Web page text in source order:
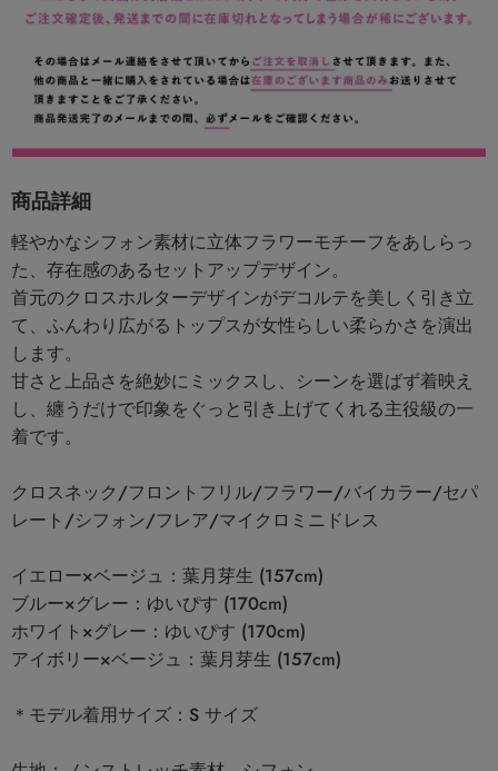
商品詳細
軽やかなシフォン素材に立体フラワーモチーフをあしらっ
た、存在感のあるセットアップデザイン。
首元のクロスホルターデザインがデコルテを美しく引き立
て、ふんわり広がるトップスが女性らしい柔らかさを演出
します。
甘さと上品さを絶妙にミックスし、シーンを選ばず着映え
し、纏うだけで印象をぐっと引き上げてくれる主役級の一
着です。
クロスネック/フロントフリル/フラワー/バイカラー/セパ
レート/シフォン/フレア/マイクロミニドレス
イエロー×ベージュ：葉月芽生 (157cm)
ブルー×グレー：ゆいぴす (170cm)
ホワイト×グレー：ゆいぴす (170cm)
アイボリー×ベージュ：葉月芽生 (157cm)
＊モデル着用サイズ：S サイズ